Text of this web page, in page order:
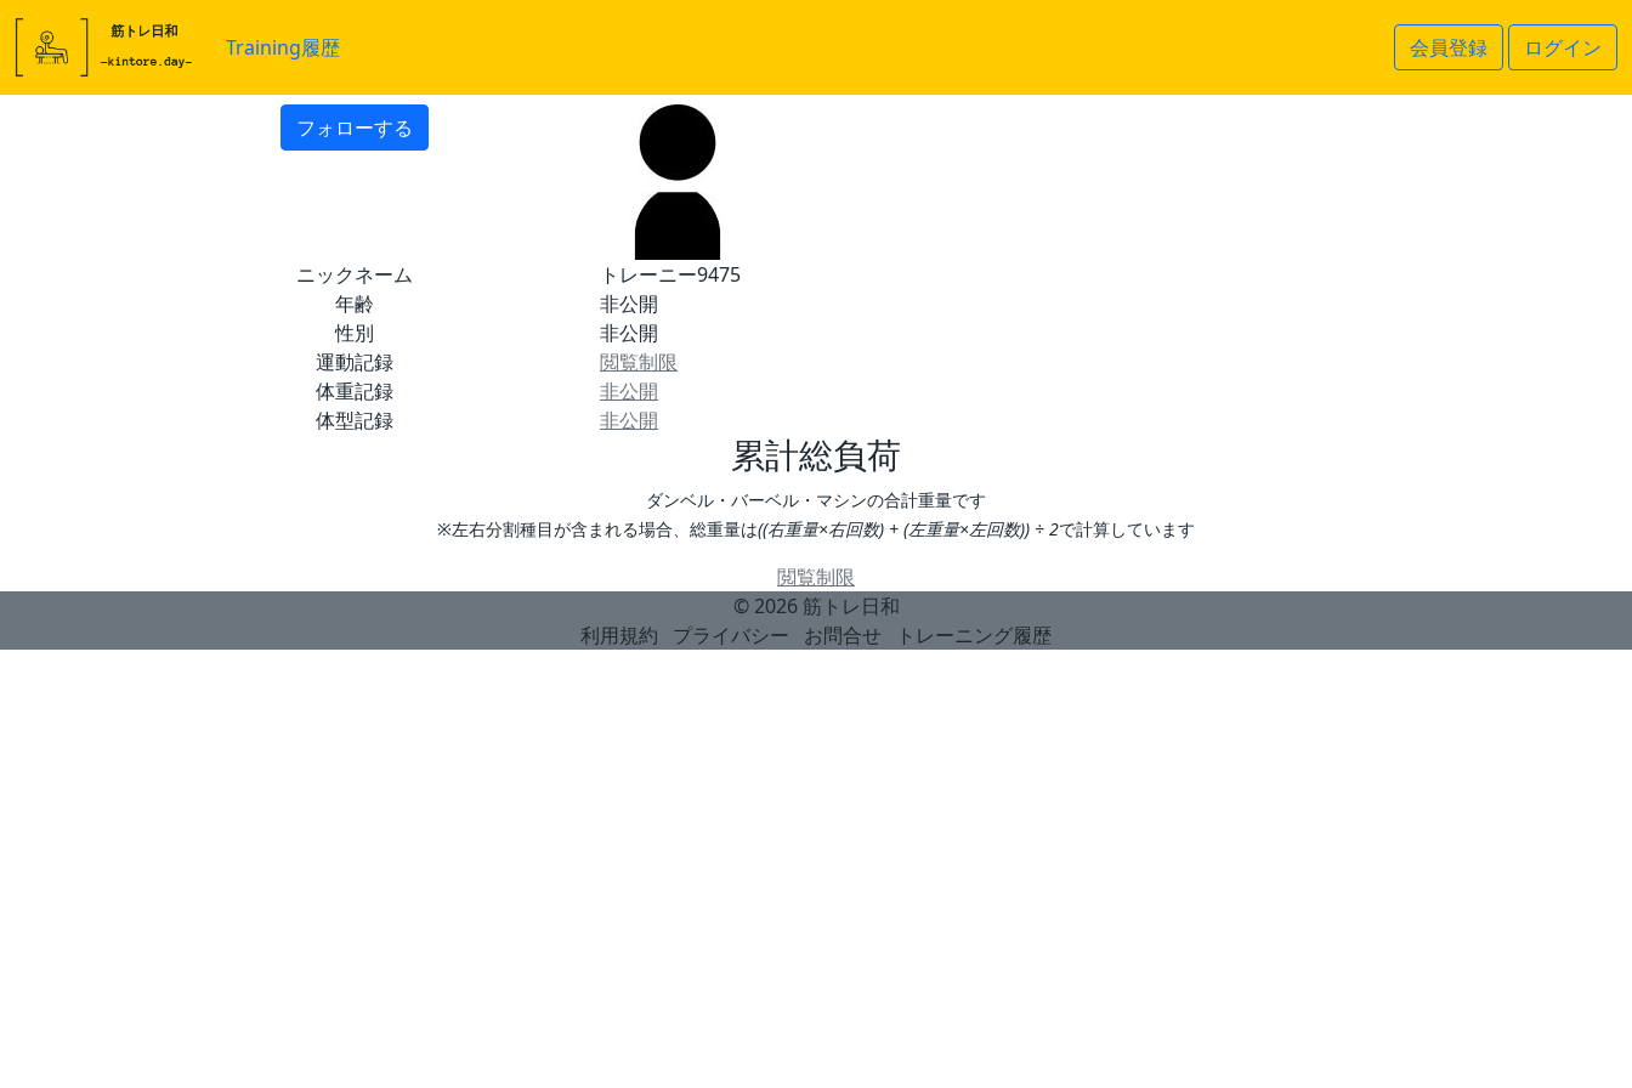
Training履歴 会員登録 ログイン
フォローする
ニックネーム
トレーニー9475
年齢
非公開
性別
非公開
運動記録
閲覧制限
体重記録
非公開
体型記録
非公開
累計総負荷
ダンベル・バーベル・マシンの合計重量です
※左右分割種目が含まれる場合、総重量は((右重量×右回数) + (左重量×左回数)) ÷ 2で計算しています
閲覧制限
© 2026 筋トレ日和
利用規約
プライバシー お問合せ トレーニング履歴